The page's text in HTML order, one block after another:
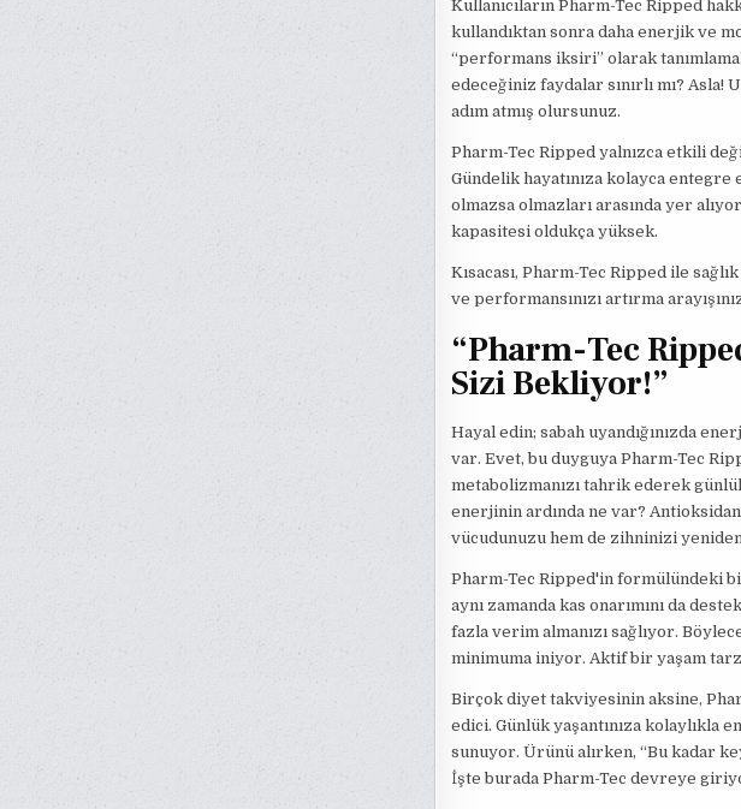
Kullanıcıların Pharm-Tec Ripped
kullandıktan sonra daha enerjik ve
“performans iksiri” olarak
edeceğiniz faydalar sınırlı mı?
adım atmış olursunuz.
Pharm-Tec Ripped yalnızca etkili
Gündelik hayatınıza kolayca
olmazsa olmazları arasında yer
kapasitesi oldukça yüksek.
Kısacası, Pharm-Tec Ripped ile
ve performansınızı artırma
“Pharm-Tec
Sizi Bekliyor!”
Hayal edin; sabah uyandığınızda
var. Evet, bu duyguya Pharm-Tec
metabolizmanızı tahrik ederek
enerjinin ardında ne var?
vücudunuzu hem de zihninizi
Pharm-Tec Ripped'in formülündeki
aynı zamanda kas onarımını da
fazla verim almanızı sağlıyor.
minimuma iniyor. Aktif bir yaşam
Birçok diyet takviyesinin aksine,
edici. Günlük yaşantınıza kolaylıkla
sunuyor. Ürünü alırken, “Bu kadar
İşte burada Pharm-Tec devreye